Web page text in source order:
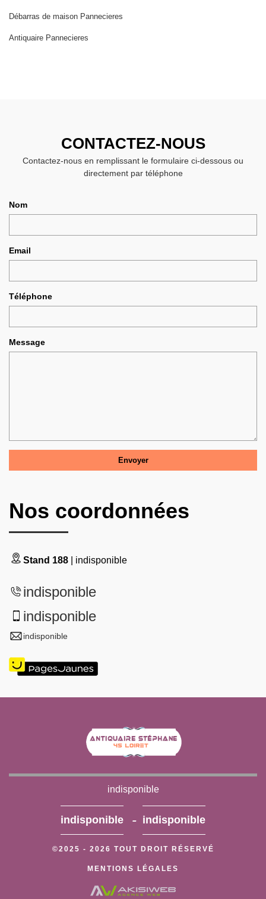
Débarras de maison Pannecieres
Antiquaire Pannecieres
CONTACTEZ-NOUS
Contactez-nous en remplissant le formulaire ci-dessous ou
directement par téléphone
Nom
Email
Téléphone
Message
Nos coordonnées
Stand 188 | indisponible
indisponible
indisponible
indisponible
indisponible
indisponible - indisponible
©2025 - 2026 TOUT DROIT RÉSERVÉ
MENTIONS LÉGALES